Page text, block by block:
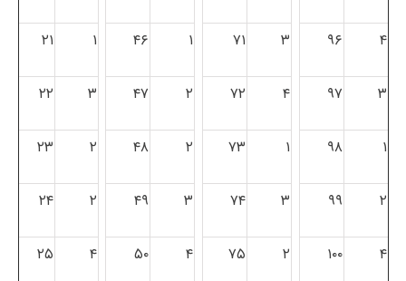
۴ ۹۶ ۳ ۷۱ ۱ ۴۶ ۱ ۲۱
۳ ۹۷ ۴ ۷۲ ۲ ۴۷ ۳ ۲۲
۱ ۹۸ ۱ ۷۳ ۲ ۴۸ ۲ ۲۳
۲ ۹۹ ۳ ۷۴ ۳ ۴۹ ۲ ۲۴
۴ ۱۰۰ ۲ ۷۵ ۴ ۵۰ ۴ ۲۵